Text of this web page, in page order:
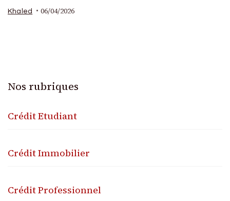
Khaled 06/04/2026
Nos rubriques
Crédit Etudiant
Crédit Immobilier
Crédit Professionnel